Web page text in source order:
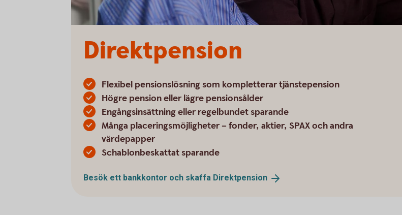
Direktpension
Flexibel pensionslösning som kompletterar tjänstepension
Högre pension eller lägre pensionsålder
Engångsinsättning eller regelbundet sparande
Många placeringsmöjligheter – fonder, aktier, SPAX och andra
värdepapper
Schablonbeskattat sparande
Besök ett bankkontor och skaffa Direktpension